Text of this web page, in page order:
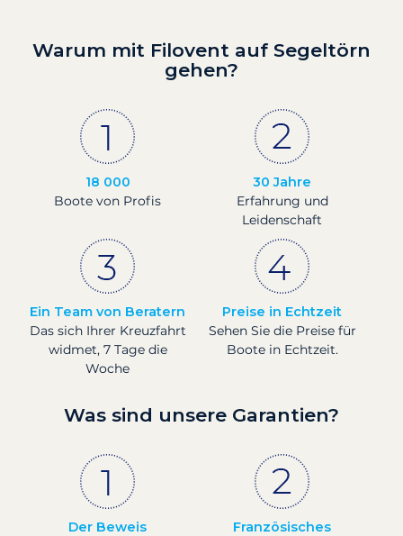
Warum mit Filovent auf Segeltörn
gehen?
18 000
Boote von Profis
30 Jahre
Erfahrung und
Leidenschaft
Ein Team von Beratern
Das sich Ihrer Kreuzfahrt
widmet, 7 Tage die
Woche
Preise in Echtzeit
Sehen Sie die Preise für
Boote in Echtzeit.
Was sind unsere Garantien?
Der Beweis
Französisches